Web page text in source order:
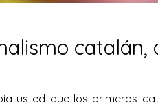
usted que los primeros